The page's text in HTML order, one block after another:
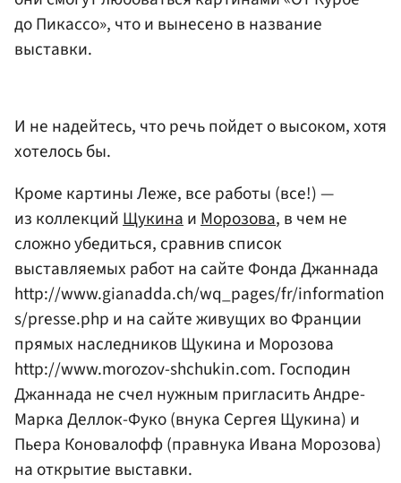
до Пикассо», что и вынесено в название
выставки.
И не надейтесь, что речь пойдет о высоком, хотя
хотелось бы.
Кроме картины Леже, все работы (все!) —
из коллекцийЩукинаиМорозова, в чем не
сложно убедиться, сравнив список
выставляемых работ на сайте Фонда Джаннада
http://www.gianadda.ch/wq_pages/fr/information
s/presse.php и на сайте живущих во Франции
прямых наследников Щукина и Морозова
http://www.morozov-shchukin.com. Господин
Джаннада не счел нужным пригласить Андре-
Марка Деллок-Фуко (внука Сергея Щукина) и
Пьера Коновалофф (правнука Ивана Морозова)
на открытие выставки.